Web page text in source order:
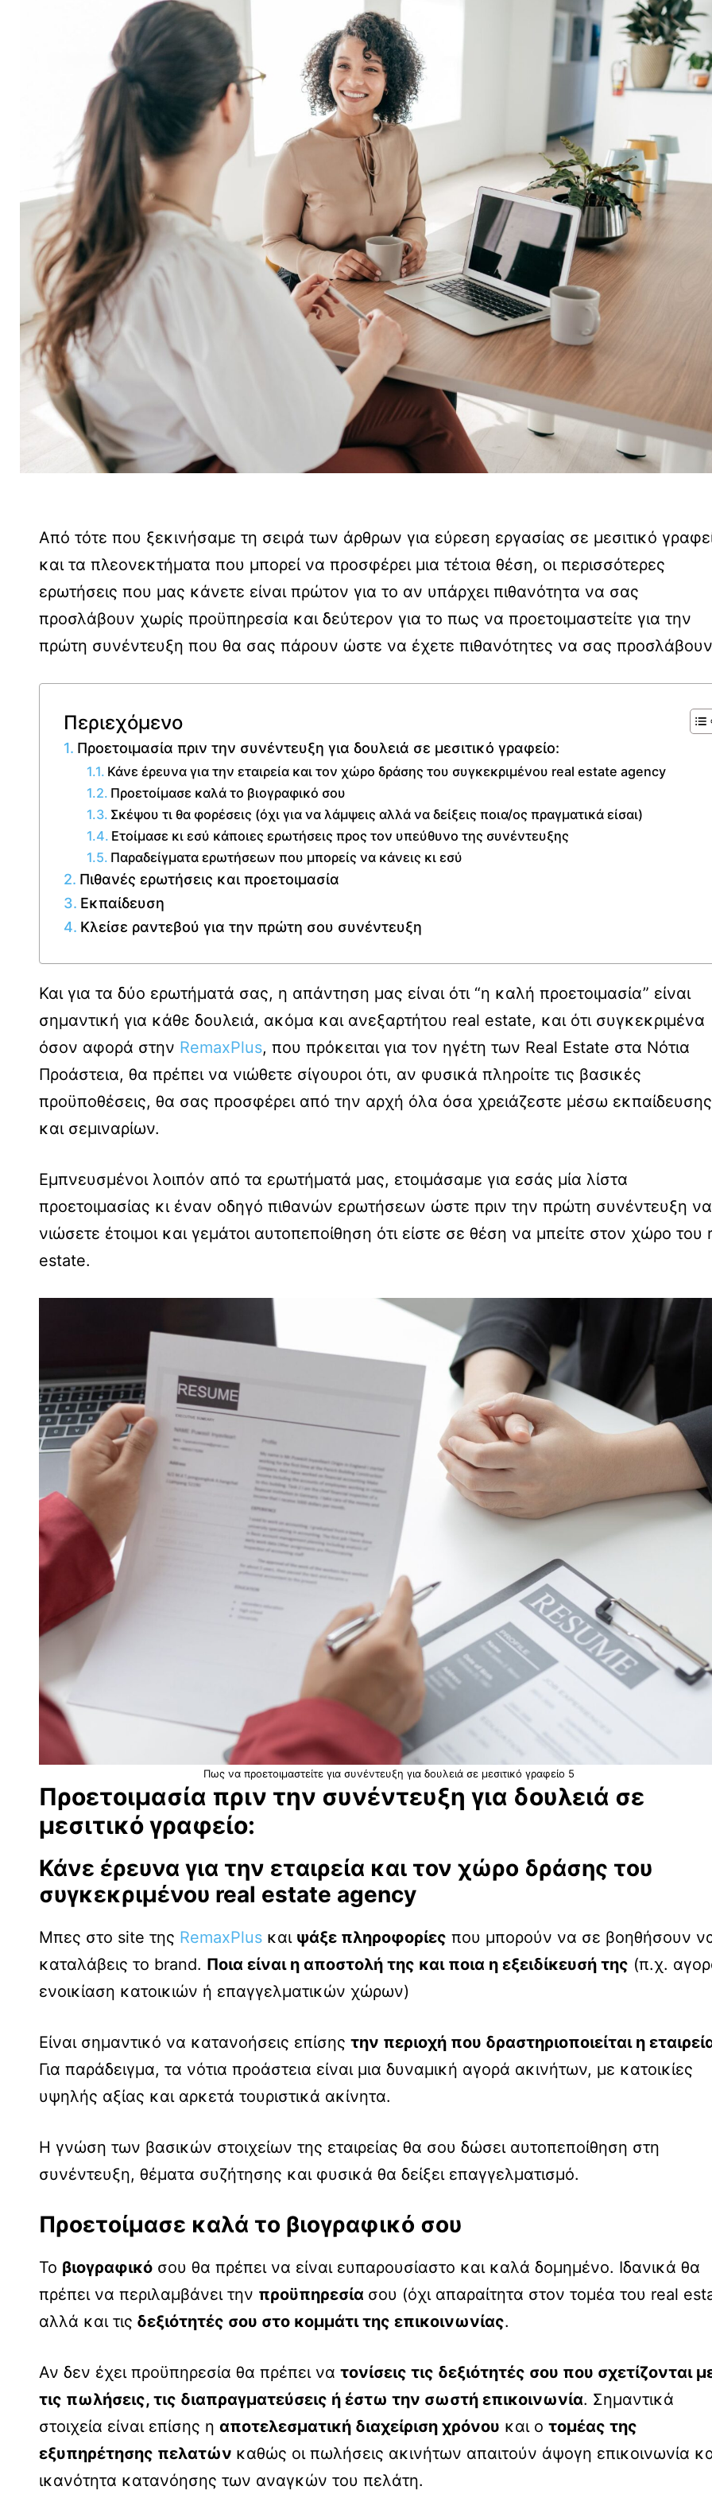
Από τότε που ξεκινήσαμε τη σειρά των άρθρων για εύρεση εργασίας σε μεσιτικό
και τα πλεονεκτήματα που μπορεί να προσφέρει μια τέτοια θέση, οι περισσότερες
ερωτήσεις που μας κάνετε είναι πρώτον για το αν υπάρχει πιθανότητα να σας
προσλάβουν χωρίς προϋπηρεσία και δεύτερον για το πως να προετοιμαστείτε για την
πρώτη συνέντευξη που θα σας πάρουν ώστε να έχετε πιθανότητες να σας
Περιεχόμενο
Προετοιμασία πριν την συνέντευξη για δουλειά σε μεσιτικό γραφείο:
Κάνε έρευνα για την εταιρεία και τον χώρο δράσης του συγκεκριμένου real estate agency
Προετοίμασε καλά το βιογραφικό σου
Σκέψου τι θα φορέσεις (όχι για να λάμψεις αλλά να δείξεις ποια/ος πραγματικά είσαι)
Ετοίμασε κι εσύ κάποιες ερωτήσεις προς τον υπεύθυνο της συνέντευξης
Παραδείγματα ερωτήσεων που μπορείς να κάνεις κι εσύ
Πιθανές ερωτήσεις και προετοιμασία
Εκπαίδευση
Κλείσε ραντεβού για την πρώτη σου συνέντευξη
Και για τα δύο ερωτήματά σας, η απάντηση μας είναι ότι “η καλή προετοιμασία” είναι
σημαντική για κάθε δουλειά, ακόμα και ανεξαρτήτου real estate, και ότι συγκεκριμένα
όσον αφορά στην RemaxPlus, που πρόκειται για τον ηγέτη των Real Estate στα Νότια
Προάστεια, θα πρέπει να νιώθετε σίγουροι ότι, αν φυσικά πληροίτε τις βασικές
προϋποθέσεις, θα σας προσφέρει από την αρχή όλα όσα χρειάζεστε μέσω εκπαίδευσης
και σεμιναρίων.
Εμπνευσμένοι λοιπόν από τα ερωτήματά μας, ετοιμάσαμε για εσάς μία λίστα
προετοιμασίας κι έναν οδηγό πιθανών ερωτήσεων ώστε πριν την πρώτη συνέντευξη να
νιώσετε έτοιμοι και γεμάτοι αυτοπεποίθηση ότι είστε σε θέση να μπείτε στον χώρο του
estate.
Πως να προετοιμαστείτε για συνέντευξη για δουλειά σε μεσιτικό γραφείο 5
Προετοιμασία πριν την συνέντευξη για δουλειά σε
μεσιτικό γραφείο:
Κάνε έρευνα για την εταιρεία και τον χώρο δράσης του
συγκεκριμένου real estate agency
Μπες στο site της RemaxPlus και ψάξε πληροφορίες που μπορούν να σε βοηθήσουν
καταλάβεις το brand. Ποια είναι η αποστολή της και ποια η εξειδίκευσή της (π.χ.
ενοικίαση κατοικιών ή επαγγελματικών χώρων)
Είναι σημαντικό να κατανοήσεις επίσης την περιοχή που δραστηριοποιείται η
Για παράδειγμα, τα νότια προάστεια είναι μια δυναμική αγορά ακινήτων, με κατοικίες
υψηλής αξίας και αρκετά τουριστικά ακίνητα.
Η γνώση των βασικών στοιχείων της εταιρείας θα σου δώσει αυτοπεποίθηση στη
συνέντευξη, θέματα συζήτησης και φυσικά θα δείξει επαγγελματισμό.
Προετοίμασε καλά το βιογραφικό σου
Το βιογραφικό σου θα πρέπει να είναι ευπαρουσίαστο και καλά δομημένο. Ιδανικά θα
πρέπει να περιλαμβάνει την προϋπηρεσία σου (όχι απαραίτητα στον τομέα του real
αλλά και τις δεξιότητές σου στο κομμάτι της επικοινωνίας.
Αν δεν έχει προϋπηρεσία θα πρέπει να τονίσεις τις δεξιότητές σου που σχετίζονται
τις πωλήσεις, τις διαπραγματεύσεις ή έστω την σωστή επικοινωνία. Σημαντικά
στοιχεία είναι επίσης η αποτελεσματική διαχείριση χρόνου και ο τομέας της
εξυπηρέτησης πελατών καθώς οι πωλήσεις ακινήτων απαιτούν άψογη επικοινωνία
ικανότητα κατανόησης των αναγκών του πελάτη.